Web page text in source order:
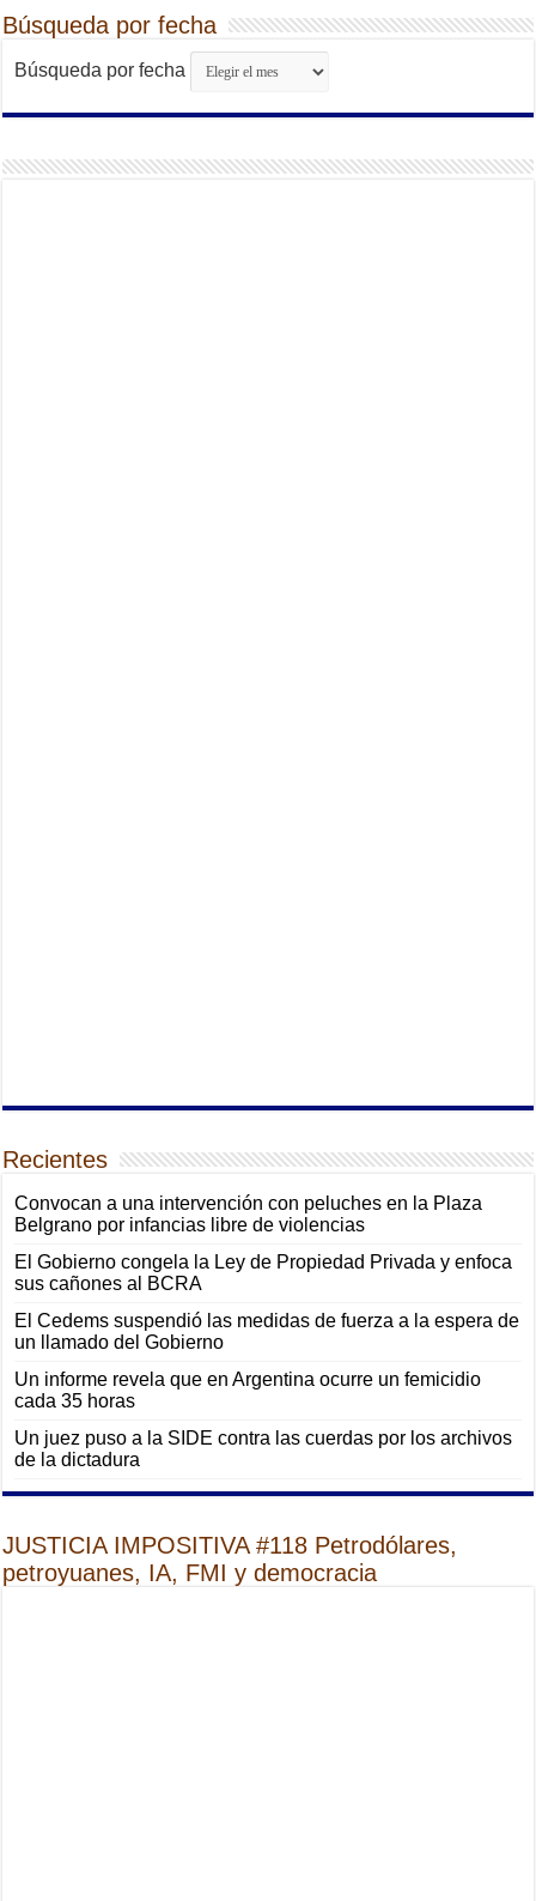
Búsqueda por fecha
Búsqueda por fecha
Recientes
Convocan a una intervención con peluches en la Plaza
Belgrano por infancias libre de violencias
El Gobierno congela la Ley de Propiedad Privada y enfoca
sus cañones al BCRA
El Cedems suspendió las medidas de fuerza a la espera de
un llamado del Gobierno
Un informe revela que en Argentina ocurre un femicidio
cada 35 horas
Un juez puso a la SIDE contra las cuerdas por los archivos
de la dictadura
JUSTICIA IMPOSITIVA #118 Petrodólares,
petroyuanes, IA, FMI y democracia